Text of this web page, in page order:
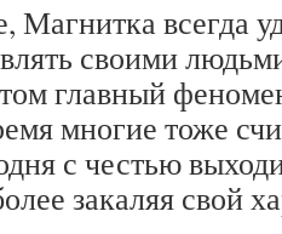
Магнитка всегда
своими
главный
многие тоже
с честью
закаляя свой